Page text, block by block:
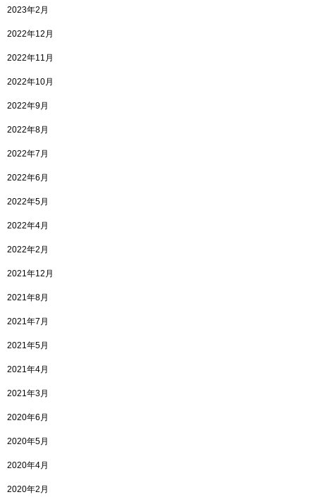
2023年2月
2022年12月
2022年11月
2022年10月
2022年9月
2022年8月
2022年7月
2022年6月
2022年5月
2022年4月
2022年2月
2021年12月
2021年8月
2021年7月
2021年5月
2021年4月
2021年3月
2020年6月
2020年5月
2020年4月
2020年2月